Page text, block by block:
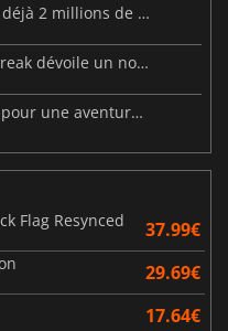
Resident Evil: Veronica dépasse déjà 2 millions de wishlists
Beast of Reincarnation : Game Freak dévoile un nouveau pari
Big Walk est disponible : partez pour une aventure entre amis
Flag Resynced
37.99€
29.69€
17.64€